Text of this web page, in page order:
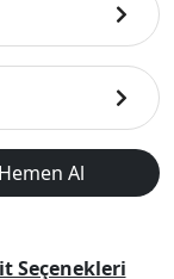
Hemen Al
Seçenekleri